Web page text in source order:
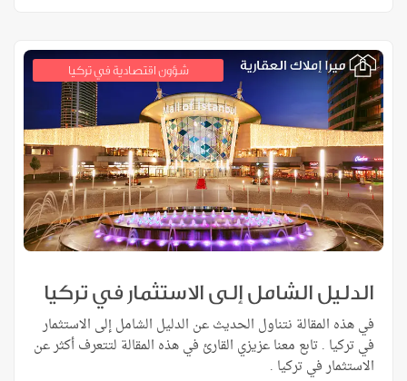
شؤون اقتصادية في تركيا
الدليل الشامل إلى الاستثمار في تركيا
في هذه المقالة نتناول الحديث عن الدليل الشامل إلى الاستثمار
في تركيا . تابع معنا عزيزي القارئ في هذه المقالة لتتعرف أكثر عن
الاستثمار في تركيا .